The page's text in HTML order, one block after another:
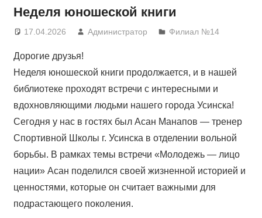
Неделя юношеской книги
17.04.2026 Администратор Филиал №14
Дорогие друзья!
Неделя юношеской книги продолжается, и в нашей
библиотеке проходят встречи с интересными и
вдохновляющими людьми нашего города Усинска!
Сегодня у нас в гостях был Асан Манапов — тренер
Спортивной Школы г. Усинска в отделении вольной
борьбы. В рамках темы встречи «Молодежь — лицо
нации» Асан поделился своей жизненной историей и
ценностями, которые он считает важными для
подрастающего поколения.